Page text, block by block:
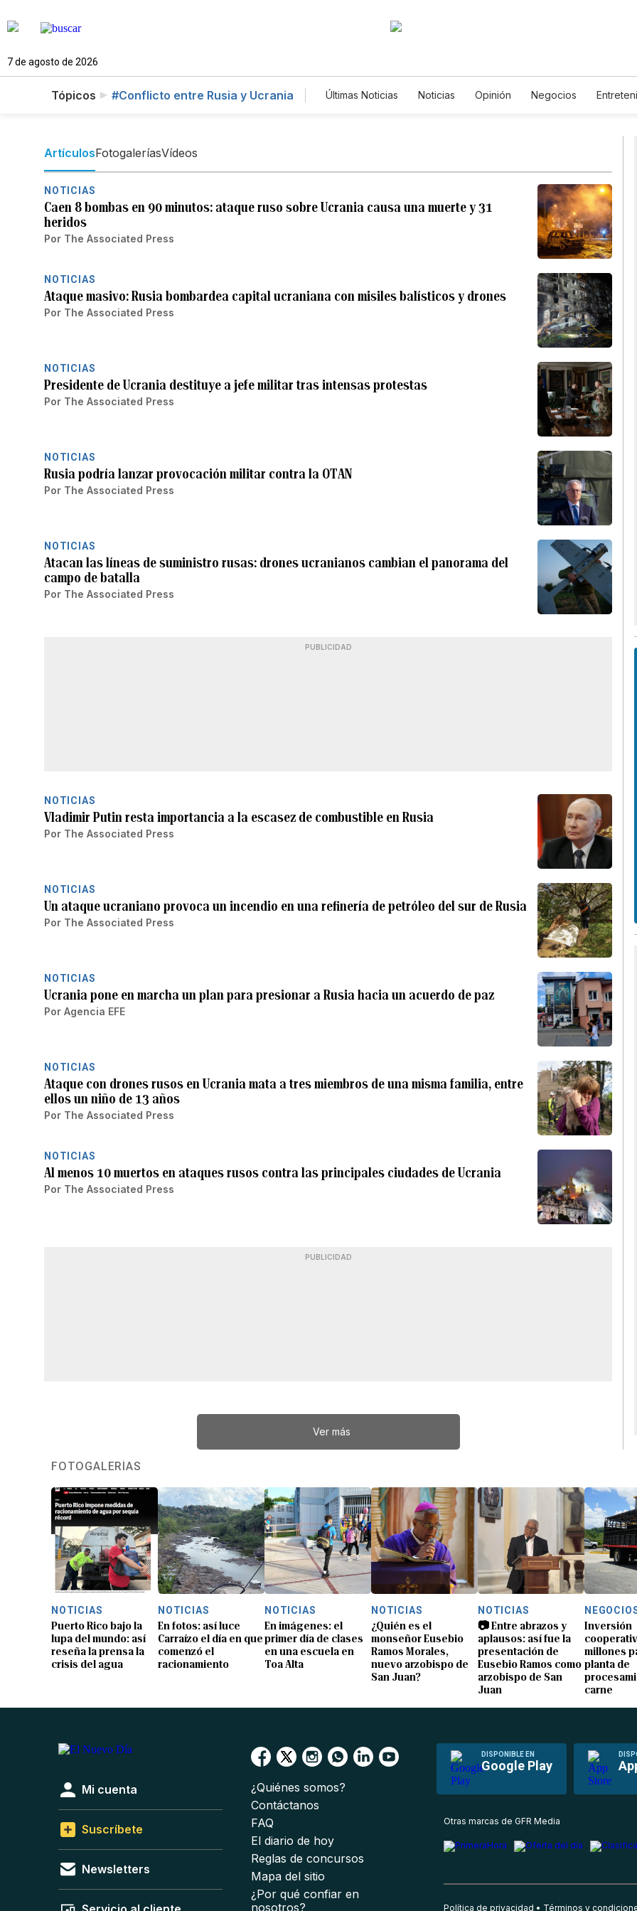
7 de agosto de 2026
Tópicos #Conflicto entre Rusia y Ucrania Últimas Noticias Noticias Opinión Negocios
ArtículosFotogaleríasVídeos
NOTICIAS
Caen 8 bombas en 90 minutos: ataque ruso sobre Ucrania causa una muerte y 31
heridos
Por The Associated Press
NOTICIAS
Ataque masivo: Rusia bombardea capital ucraniana con misiles balísticos y drones
Por The Associated Press
NOTICIAS
Presidente de Ucrania destituye a jefe militar tras intensas protestas
Por The Associated Press
NOTICIAS
Rusia podría lanzar provocación militar contra la OTAN
Por The Associated Press
NOTICIAS
Atacan las líneas de suministro rusas: drones ucranianos cambian el panorama del
campo de batalla
Por The Associated Press
PUBLICIDAD
NOTICIAS
Vladimir Putin resta importancia a la escasez de combustible en Rusia
Por The Associated Press
NOTICIAS
Un ataque ucraniano provoca un incendio en una refinería de petróleo del sur de Rusia
Por The Associated Press
NOTICIAS
Ucrania pone en marcha un plan para presionar a Rusia hacia un acuerdo de paz
Por Agencia EFE
NOTICIAS
Ataque con drones rusos en Ucrania mata a tres miembros de una misma familia, entre
ellos un niño de 13 años
Por The Associated Press
NOTICIAS
Al menos 10 muertos en ataques rusos contra las principales ciudades de Ucrania
Por The Associated Press
PUBLICIDAD
Ver más
FOTOGALERÍAS
NOTICIAS
Puerto Rico bajo la
lupa del mundo: así
reseña la prensa la
crisis del agua
NOTICIAS
En fotos: así luce
Carraízo el día en que
comenzó el
racionamiento
NOTICIAS
En imágenes: el
primer día de clases
en una escuela en
Toa Alta
NOTICIAS
¿Quién es el
monseñor Eusebio
Ramos Morales,
nuevo arzobispo de
San Juan?
NOTICIAS
📷 Entre abrazos y
aplausos: así fue la
presentación de
Eusebio Ramos como
arzobispo de San
Juan
Inversión
millones
planta de
carne
DISPONIBLE EN
Google Play
Mi cuenta
Suscríbete
Newsletters
¿Quiénes somos?
Contáctanos
FAQ
El diario de hoy
Reglas de concursos
Mapa del sitio
¿Por qué confiar en
nosotros?
Otras marcas de GFR Media
Política de privacidad Términos y